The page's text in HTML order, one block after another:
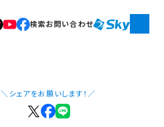
検索お問い合わせ
＼シェアをお願いします！／